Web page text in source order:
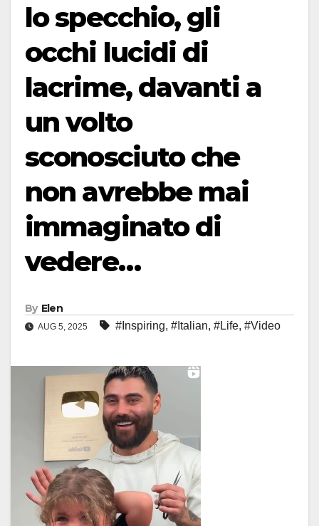
lo specchio, gli
occhi lucidi di
lacrime, davanti a
un volto
sconosciuto che
non avrebbe mai
immaginato di
vedere…
By Elen
AUG 5, 2025 #Inspiring, #Italian, #Life, #Video